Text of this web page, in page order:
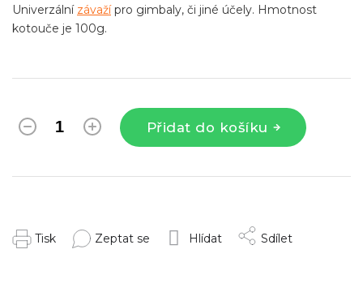
Přidat do košíku
Univerzální závažípro gimbaly, či jiné účely. Hmotnost
kotouče je 100g.
Tisk Zeptat se Hlídat Sdílet